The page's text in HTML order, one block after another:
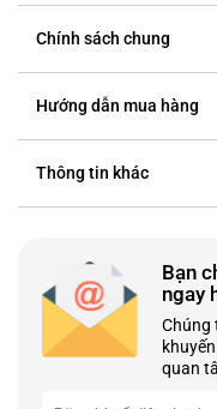
Chính sách chung
Hướng dẫn mua hàng
Thông tin khác
Bạn
ngay
Chúng
quan